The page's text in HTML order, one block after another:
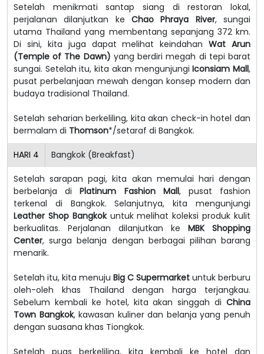
Setelah menikmati santap siang di restoran lokal,
perjalanan dilanjutkan ke Chao Phraya River, sungai
utama Thailand yang membentang sepanjang 372 km.
Di sini, kita juga dapat melihat keindahanWat Arun
(Temple of The Dawn) yang berdiri megah di tepi barat
sungai. Setelah itu, kita akan mengunjungiIconsiam Mall,
pusat perbelanjaan mewah dengan konsep modern dan
budaya tradisional Thailand.
Setelah seharian berkeliling, kita akan check-in hotel dan
bermalam di Thomson*/setaraf di Bangkok.
HARI 4 Bangkok (Breakfast)
Setelah sarapan pagi, kita akan memulai hari dengan
berbelanja diPlatinum Fashion Mall, pusat fashion
terkenal di Bangkok. Selanjutnya, kita mengunjungi
Leather Shop Bangkokuntuk melihat koleksi produk kulit
berkualitas. Perjalanan dilanjutkan ke MBK Shopping
Center, surga belanja dengan berbagai pilihan barang
menarik.
Setelah itu, kita menuju Big C Supermarket untuk berburu
oleh-oleh khas Thailand dengan harga terjangkau.
Sebelum kembali ke hotel, kita akan singgah di China
Town Bangkok, kawasan kuliner dan belanja yang penuh
dengan suasana khas Tiongkok.
Setelah puas berkeliling, kita kembali ke hotel dan